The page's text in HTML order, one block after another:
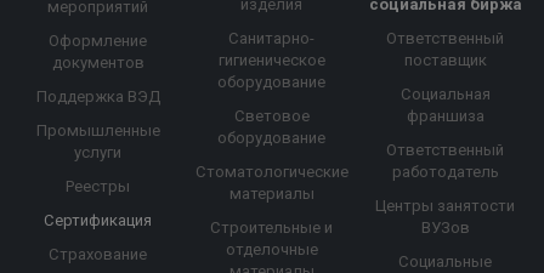
мероприятий
Оформление
документов
Поддержка ВЭД
Промышленные
услуги
Реестры
Сертификация
Страхование
изделия
Санитарно-
гигиеническое
оборудование
Световое
оборудование
Стоматологические
материалы
Строительные и
отделочные
социальная биржа
Ответственный
поставщик
Социальная
франшиза
Ответственный
работодатель
Центры занятости
ВУЗов
Социальные